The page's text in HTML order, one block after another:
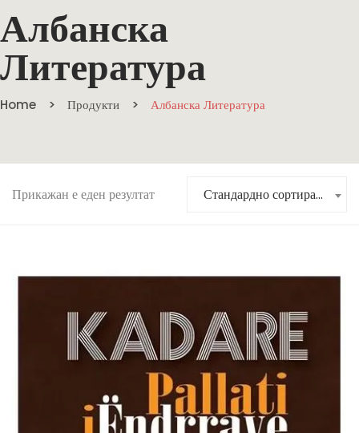
Албанска
Литература
Home Продукти Албанска Литература
Прикажан е еден резултат Стандардно сортирање